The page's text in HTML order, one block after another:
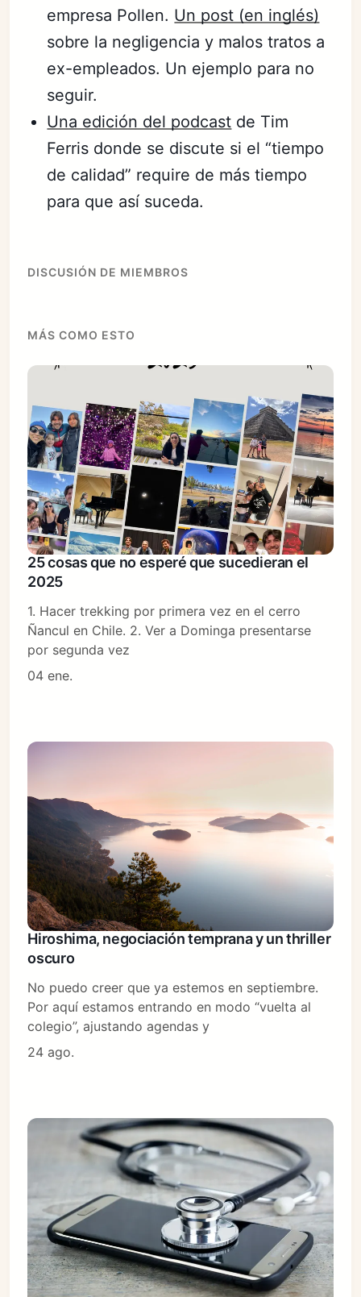
empresa Pollen. Un post (en inglés)
sobre la negligencia y malos tratos a
ex-empleados. Un ejemplo para no
seguir.
Una edición del podcast de Tim
Ferris donde se discute si el “tiempo
de calidad” require de más tiempo
para que así suceda.
DISCUSIÓN DE MIEMBROS
MÁS COMO ESTO
25 cosas que no esperé que sucedieran el
2025
1. Hacer trekking por primera vez en el cerro
Ñancul en Chile. 2. Ver a Dominga presentarse
por segunda vez
04 ene.
Hiroshima, negociación temprana y un thriller
oscuro
No puedo creer que ya estemos en septiembre.
Por aquí estamos entrando en modo “vuelta al
colegio”, ajustando agendas y
24 ago.